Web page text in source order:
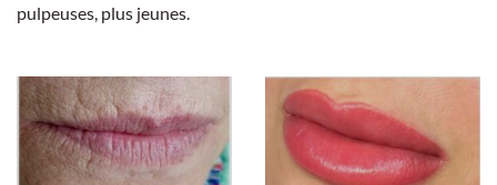
pulpeuses, plus jeunes.